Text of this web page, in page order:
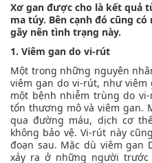
Xơ gan được cho là kết quả
ma túy. Bên cạnh đó cũng
gây nên tình trạng này.
1. Viêm gan do vi-rút
Một trong những nguyên
viêm gan do vi-rút, như viêm
một bệnh nhiễm trùng do
tổn thương mô và viêm gan.
qua đường máu, dịch cơ
không bảo vệ. Vi-rút này
đoạn sau. Mặc dù viêm gan
xảy ra ở những người